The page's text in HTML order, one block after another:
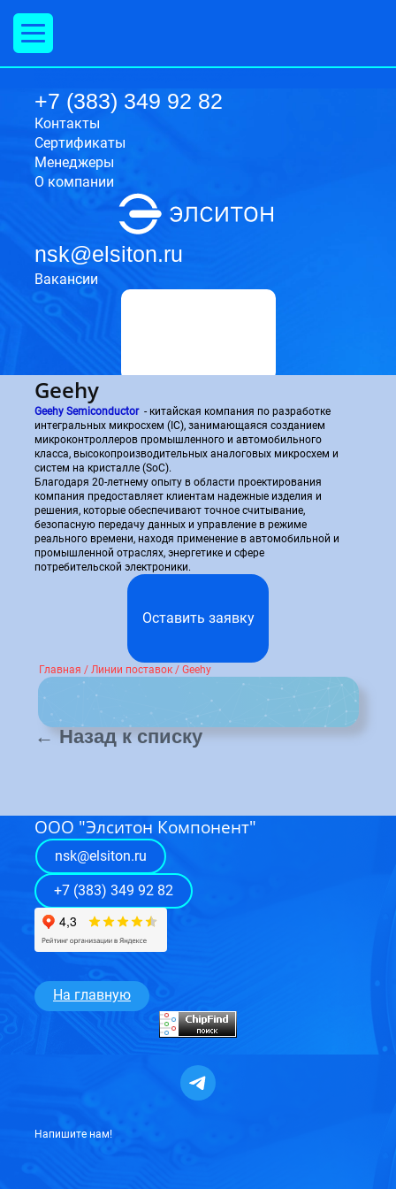
ООО "Элситон Компонент" ООО«Элситон Компонент»-комплексное снабжение организаций.Электронные
+7 (383) 349 92 82
Контакты
Cертификаты
Менеджеры
О компании
nsk@elsiton.ru
Вакансии
участник выставки
EXPOELECTRONICA
2024
Напишите нам!
Оставить заявку
Geehy
Geehy Semiconductor - китайская компания по разработке
интегральных микросхем (IC), занимающаяся созданием
микроконтроллеров промышленного и автомобильного
класса, высокопроизводительных аналоговых микросхем и
систем на кристалле (SoC).
Благодаря 20-летнему опыту в области проектирования
компания предоставляет клиентам надежные изделия и
решения, которые обеспечивают точное считывание,
безопасную передачу данных и управление в режиме
реального времени, находя применение в автомобильной и
промышленной отраслях, энергетике и сфере
потребительской электроники.
Оставить заявку
Главная / Линии поставок/ Geehy
← Назад к списку
ООО "Элситон Компонент"
nsk@elsiton.ru
+7 (383) 349 92 82
На главную
Напишите нам!